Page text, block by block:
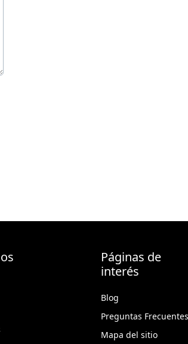
Páginas de
interés
Blog
Preguntas Frecuentes
Mapa del sitio